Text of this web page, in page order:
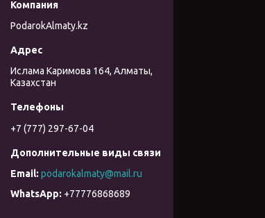
PodarokAlmaty.kz
Ислама Каримова 164, Алматы,
Казахстан
+7 (777) 297-67-04
podarokalmaty@mail.ru
+77776868689